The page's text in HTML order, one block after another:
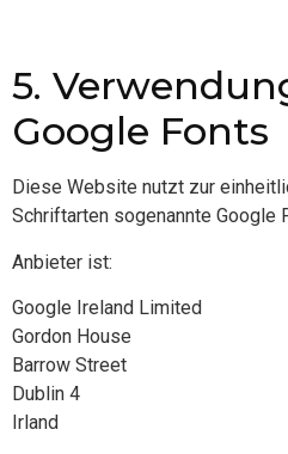
5.
Google Fonts
Diese Website nutzt zur
Schriftarten sogenannte Google
Anbieter ist:
Google Ireland Limited
Gordon House
Barrow Street
Dublin 4
Irland